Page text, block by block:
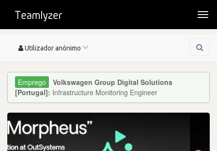
Toggle
Utilizador anónimo
Volkswagen Group Digital Solutions
[Portugal]: Infrastructure Monitoring Engineer